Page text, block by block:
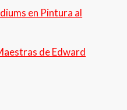
en Pintura al
de Edward